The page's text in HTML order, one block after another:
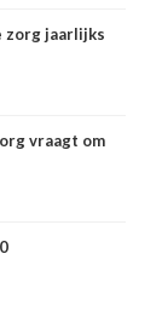
zorg jaarlijks
vraagt om